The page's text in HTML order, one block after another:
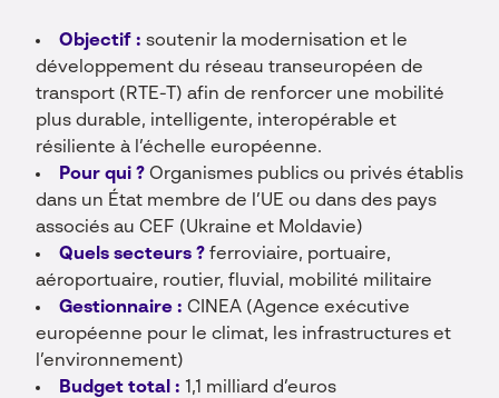
Objectif : soutenir la modernisation et le
développement du réseau transeuropéen de
transport (RTE-T) afin de renforcer une mobilité
plus durable, intelligente, interopérable et
résiliente à l’échelle européenne.
Pour qui ? Organismes publics ou privés établis
dans un État membre de l’UE ou dans des pays
associés au CEF (Ukraine et Moldavie)
Quels secteurs ? ferroviaire, portuaire,
aéroportuaire, routier, fluvial, mobilité militaire
Gestionnaire : CINEA (Agence exécutive
européenne pour le climat, les infrastructures et
l’environnement)
Budget total : 1,1 milliard d’euros